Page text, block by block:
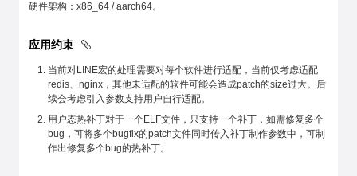
硬件架构：x86_64 / aarch64。
应用约束
当前对LINE宏的处理需要对每个软件进行适配，当前仅考虑适配
redis、nginx，其他未适配的软件可能会造成patch的size过大。后
续会考虑引入参数支持用户自行适配。
用户态热补丁对于一个ELF文件，只支持一个补丁，如需修复多个
bug，可将多个bugfix的patch文件同时传入补丁制作参数中，可制
作出修复多个bug的热补丁。